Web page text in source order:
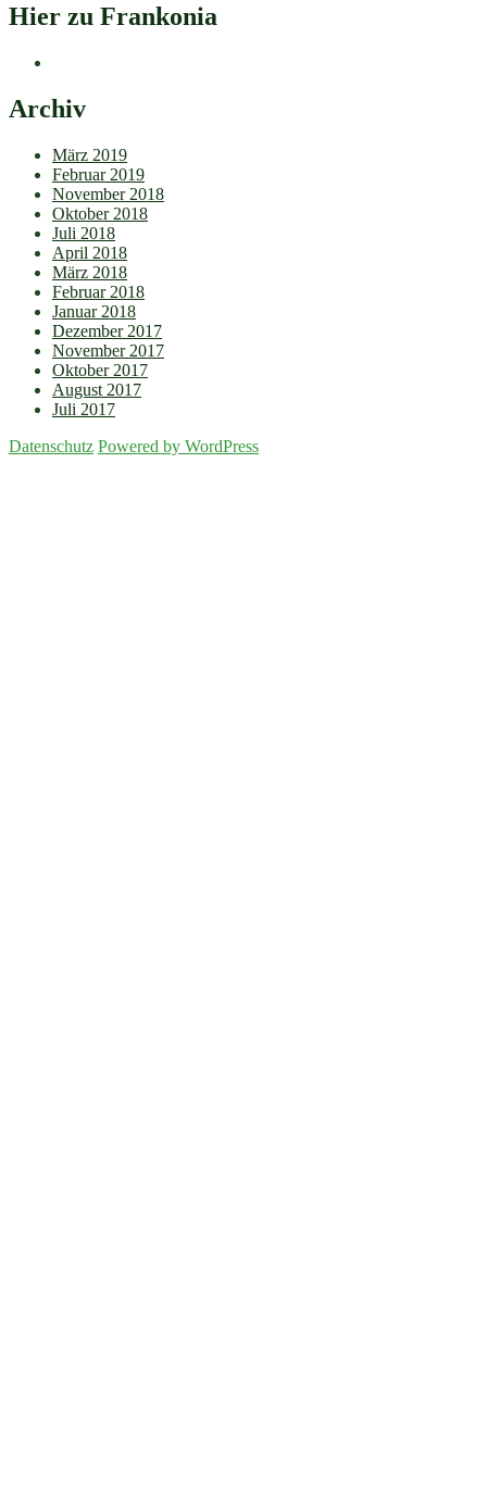
Hier zu Frankonia
Archiv
März 2019
Februar 2019
November 2018
Oktober 2018
Juli 2018
April 2018
März 2018
Februar 2018
Januar 2018
Dezember 2017
November 2017
Oktober 2017
August 2017
Juli 2017
Datenschutz Powered by WordPress